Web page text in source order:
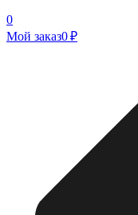
0
Мой заказ0 ₽